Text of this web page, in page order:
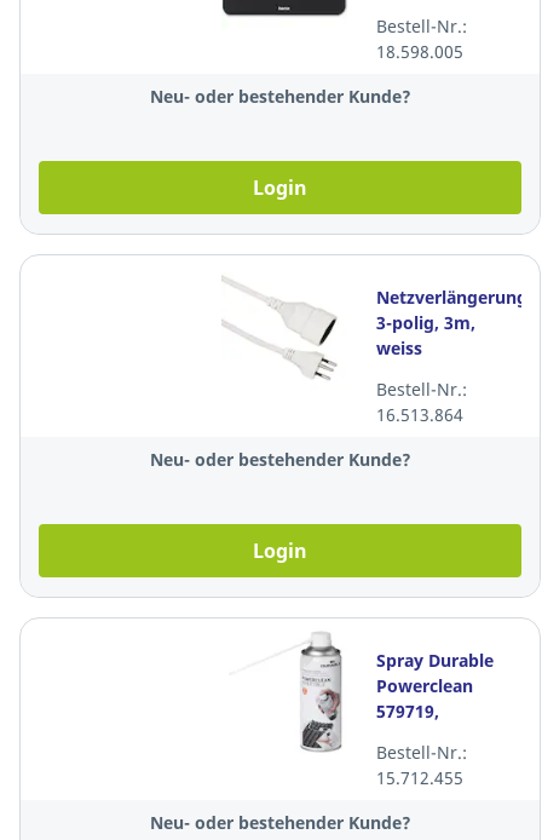
Bestell-Nr.:
18.598.005
Neu- oder bestehender Kunde?
Login
3-polig, 3m,
weiss
Bestell-Nr.:
16.513.864
Neu- oder bestehender Kunde?
Login
Spray Durable
Powerclean
579719,
200 ml
Bestell-Nr.:
15.712.455
Neu- oder bestehender Kunde?